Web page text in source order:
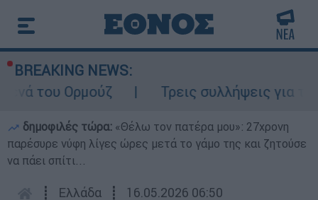
BREAKING NEWS:
Ορμούζ
Τρεις συλλήψεις για τις
δημοφιλές τώρα: «Θέλω τον πατέρα μου»: 27χρονη
παρέσυρε νύφη λίγες ώρες μετά το γάμο της και ζητούσε
να πάει σπίτι...
┋ Ελλάδα ┋ 16.05.2026 06:50